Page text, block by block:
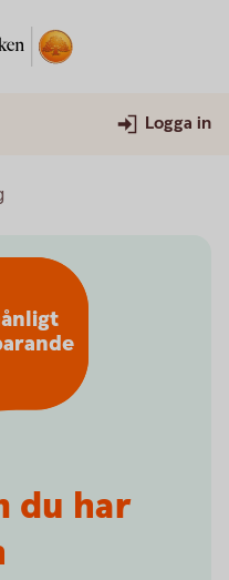
Logga in
du har